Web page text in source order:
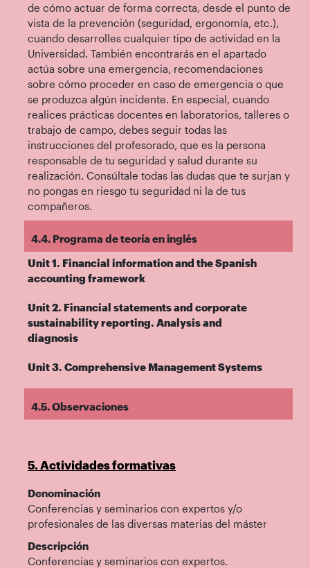
de cómo actuar de forma correcta, desde el punto de
vista de la prevención (seguridad, ergonomía, etc.),
cuando desarrolles cualquier tipo de actividad en la
Universidad. También encontrarás en el apartado
actúa sobre una emergencia, recomendaciones
sobre cómo proceder en caso de emergencia o que
se produzca algún incidente. En especial, cuando
realices prácticas docentes en laboratorios, talleres o
trabajo de campo, debes seguir todas las
instrucciones del profesorado, que es la persona
responsable de tu seguridad y salud durante su
realización. Consúltale todas las dudas que te surjan y
no pongas en riesgo tu seguridad ni la de tus
compañeros.
4.4. Programa de teoría en inglés
Unit 1. Financial information and the Spanish
accounting framework
Unit 2. Financial statements and corporate
sustainability reporting. Analysis and
diagnosis
Unit 3. Comprehensive Management Systems
4.5. Observaciones
5. Actividades formativas
Denominación
Conferencias y seminarios con expertos y/o
profesionales de las diversas materias del máster
Descripción
Conferencias y seminarios con expertos.